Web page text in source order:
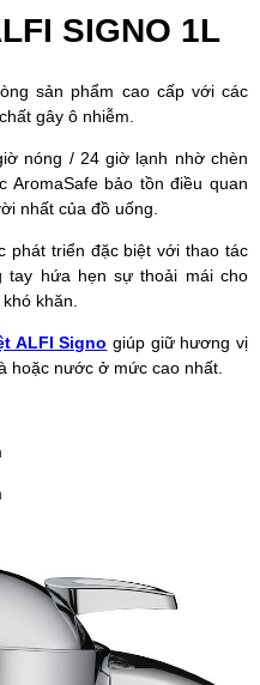
SIGNO 1L
sản phẩm cao cấp với các
gây ô nhiễm.
nóng / 24 giờ lạnh nhờ chèn
AromaSafe bảo tồn điều quan
nhất của đồ uống.
phát triển đặc biệt với thao tác
tay hứa hẹn sự thoải mái cho
khăn.
ALFI Signo giúp giữ hương vị
hoặc nước ở mức cao nhất.